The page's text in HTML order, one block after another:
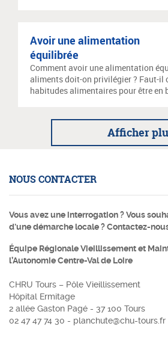
Avoir une alimentation
équilibrée
Comment avoir une alimentation
aliments doit-on privilégier ? Faut-il
habitudes alimentaires pour être en
Afficher
NOUS CONTACTER
Vous avez une interrogation ? Vous
d'une démarche locale ? Contactez-
Équipe Régionale Vieillissement et
l’Autonomie Centre-Val de Loire
CHRU Tours – Pôle Vieillissement
Hôpital Ermitage
2 allée Gaston Pagé - 37 100 Tours
02 47 47 74 30 - planchute@chu-tours.fr